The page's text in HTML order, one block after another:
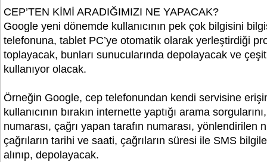
CEP’TEN KİMİ ARADIĞIMIZI NE YAPACAK?
Google yeni dönemde kullanıcının pek çok bilgisini
telefonuna, tablet PC’ye otomatik olarak yerleştirdiği
toplayacak, bunları sunucularında depolayacak ve
kullanıyor olacak.
Örneğin Google, cep telefonundan kendi servisine
kullanıcının bırakın internette yaptığı arama
numarası, çağrı yapan tarafın numarası, yönlendirilen
çağrıların tarihi ve saati, çağrıların süresi ile SMS
alınıp, depolayacak.